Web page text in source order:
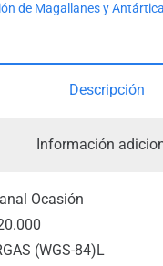
de Magallanes y
Descripción
Información
Ocasión
(WGS-84)L